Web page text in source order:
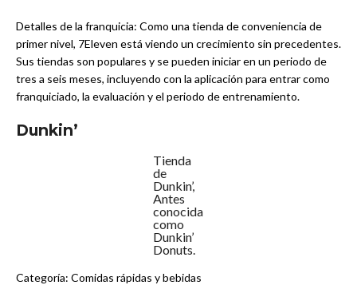
Detalles de la franquicia: Como una tienda de conveniencia de
primer nivel, 7Eleven está viendo un crecimiento sin precedentes.
Sus tiendas son populares y se pueden iniciar en un periodo de
tres a seis meses, incluyendo con la aplicación para entrar como
franquiciado, la evaluación y el periodo de entrenamiento.
Dunkin’
Tienda
de
Dunkin’,
Antes
conocida
como
Dunkin’
Donuts.
Categoría: Comidas rápidas y bebidas